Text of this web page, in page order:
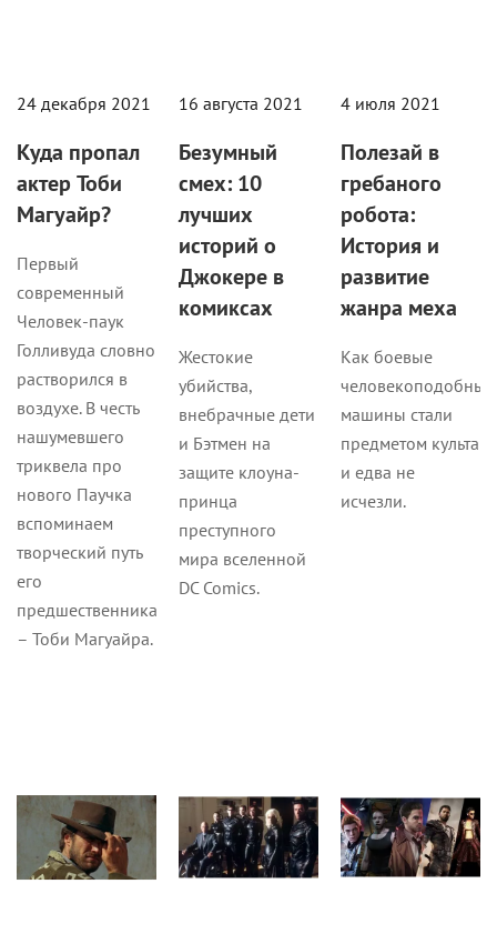
24 декабря 2021
Куда пропал
актер Тоби
Магуайр?
Первый
современный
Человек-паук
Голливуда словно
растворился в
воздухе. В честь
нашумевшего
триквела про
нового Паучка
вспоминаем
творческий путь
его
предшественника
– Тоби Магуайра.
16 августа 2021
Безумный
смех: 10
лучших
историй о
Джокере в
комиксах
Жестокие
убийства,
внебрачные дети
и Бэтмен на
защите клоуна-
принца
преступного
мира вселенной
DC Comics.
4 июля 2021
Полезай в
гребаного
робота:
История и
развитие
жанра меха
Как боевые
человекоподобные
машины стали
предметом культа
и едва не
исчезли.